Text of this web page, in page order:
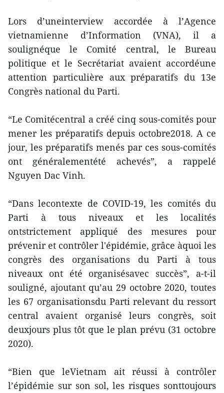
Lors d’uneinterview accordée à l’Agence
vietnamienne d’Information (VNA), il a
soulignéque le Comité central, le Bureau
politique et le Secrétariat avaient accordéune
attention particulière aux préparatifs du 13e
Congrès national du Parti.
“Le Comitécentral a créé cinq sous-comités pour
mener les préparatifs depuis octobre2018. A ce
jour, les préparatifs menés par ces sous-comités
ont généralementété achevés”, a rappelé
Nguyen Dac Vinh.
“Dans lecontexte de COVID-19, les comités du
Parti à tous niveaux et les localités
ontstrictement appliqué des mesures pour
prévenir et contrôler l'épidémie, grâce àquoi les
congrès des organisations du Parti à tous
niveaux ont été organisésavec succès”, a-t-il
souligné, ajoutant qu’au 29 octobre 2020, toutes
les 67 organisationsdu Parti relevant du ressort
central avaient organisé leurs congrès, soit
deuxjours plus tôt que le plan prévu (31 octobre
2020).
“Bien que leVietnam ait réussi à contrôler
l’épidémie sur son sol, les risques sonttoujours